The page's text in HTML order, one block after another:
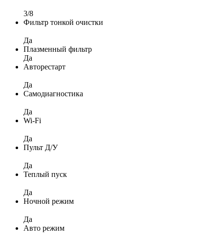
3/8
Фильтр тонкой очистки
Да
Плазменный фильтр
Да
Авторестарт
Да
Самодиагностика
Да
Wi-Fi
Да
Пульт Д/У
Да
Теплый пуск
Да
Ночной режим
Да
Авто режим